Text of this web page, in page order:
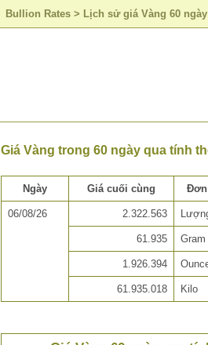
Bullion Rates > Lịch sử giá Vàng 60
Giá Vàng trong 60 ngày qua tính
Ngày Giá cuối cùng
06/08/26 2.322.563
61.935 Gram
1.926.394
61.935.018 Kilo